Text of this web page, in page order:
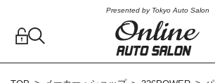
Presented by Tokyo Auto Salon